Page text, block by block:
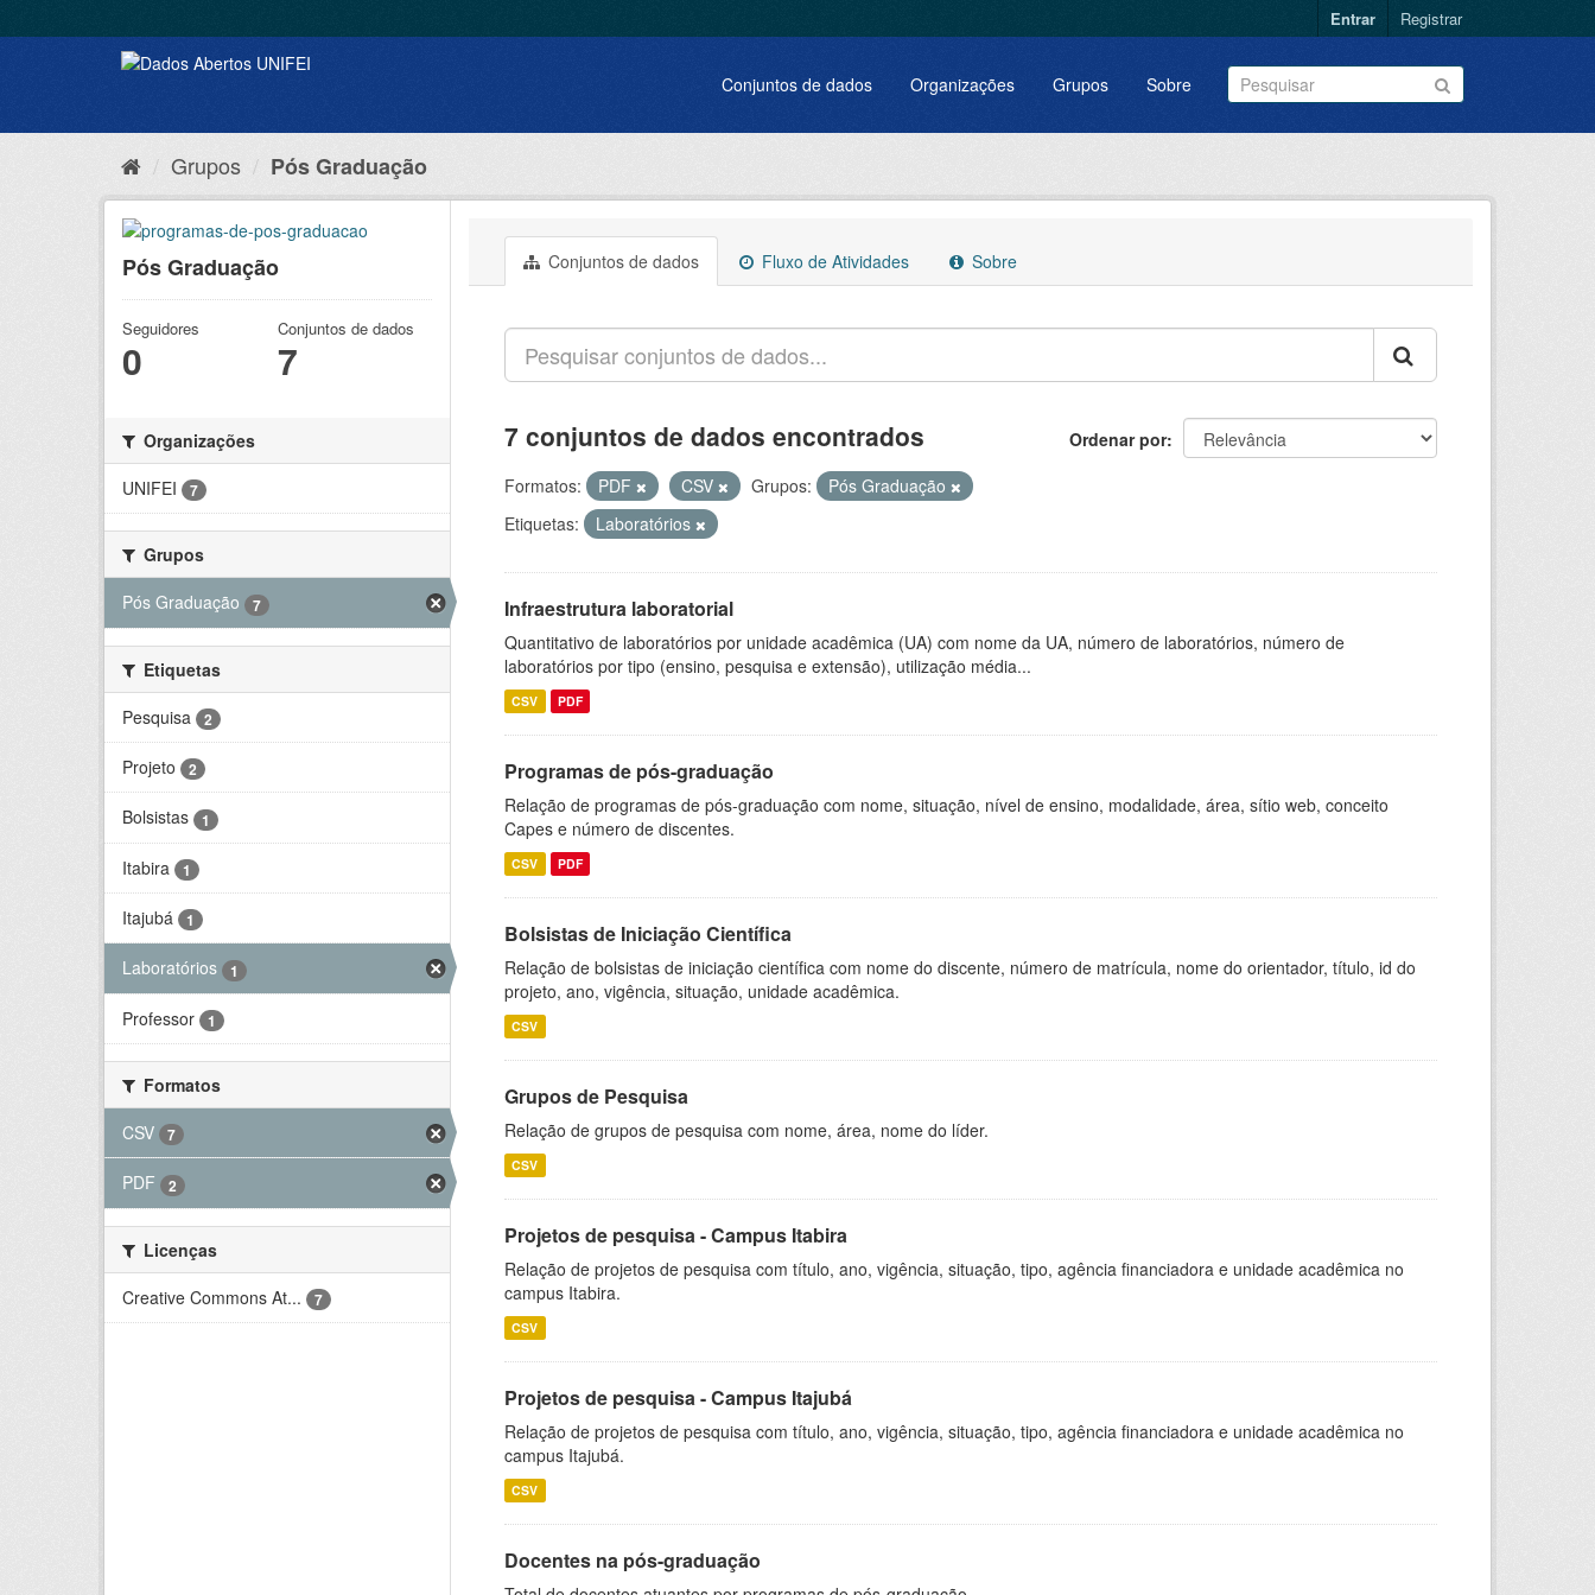
Entrar Registrar
Conjuntos de dados Organizações Grupos Sobre
Grupos Pós Graduação
Pós Graduação
Seguidores
0
Conjuntos de dados
7
Organizações
UNIFEI
7
Grupos
Pós Graduação
7
Etiquetas
Pesquisa
2
Projeto 2
Bolsistas 1
Itabira 1
Itajubá 1
Laboratórios 1
Professor 1
Formatos
CSV
7
PDF 2
Licenças
Creative Commons At...
7
Conjuntos de dados Fluxo de Atividades Sobre
Ordenar por
7 conjuntos de dados encontrados
Formatos: PDF CSV Grupos:
Pós Graduação
Etiquetas:
Laboratórios
Infraestrutura laboratorial
Quantitativo de laboratórios por unidade acadêmica (UA) com nome da UA, número de laboratórios, número de
laboratórios por tipo (ensino, pesquisa e extensão), utilização média...
CSV PDF
Programas de pós-graduação
Relação de programas de pós-graduação com nome, situação, nível de ensino, modalidade, área, sítio web, conceito
Capes e número de discentes.
CSV PDF
Bolsistas de Iniciação Científica
Relação de bolsistas de iniciação científica com nome do discente, número de matrícula, nome do orientador, título, id do
projeto, ano, vigência, situação, unidade acadêmica.
CSV
Grupos de Pesquisa
Relação de grupos de pesquisa com nome, área, nome do líder.
CSV
Projetos de pesquisa - Campus Itabira
Relação de projetos de pesquisa com título, ano, vigência, situação, tipo, agência financiadora e unidade acadêmica no
campus Itabira.
CSV
Projetos de pesquisa - Campus Itajubá
Relação de projetos de pesquisa com título, ano, vigência, situação, tipo, agência financiadora e unidade acadêmica no
campus Itajubá.
CSV
Docentes na pós-graduação